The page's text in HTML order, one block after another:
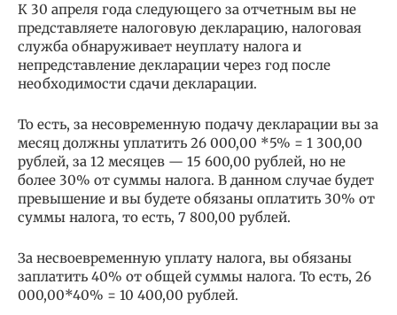
К 30 апреля года следующего за отчетным вы не
представляете налоговую декларацию, налоговая
служба обнаруживает неуплату налога и
непредставление декларации через год после
необходимости сдачи декларации.
То есть, за несовременную подачу декларации вы за
месяц должны уплатить 26 000,00 *5% = 1 300,00
рублей, за 12 месяцев — 15 600,00 рублей, но не
более 30% от суммы налога. В данном случае будет
превышение и вы будете обязаны оплатить 30% от
суммы налога, то есть, 7 800,00 рублей.
За несвоевременную уплату налога, вы обязаны
заплатить 40% от общей суммы налога. То есть, 26
000,00*40% = 10 400,00 рублей.